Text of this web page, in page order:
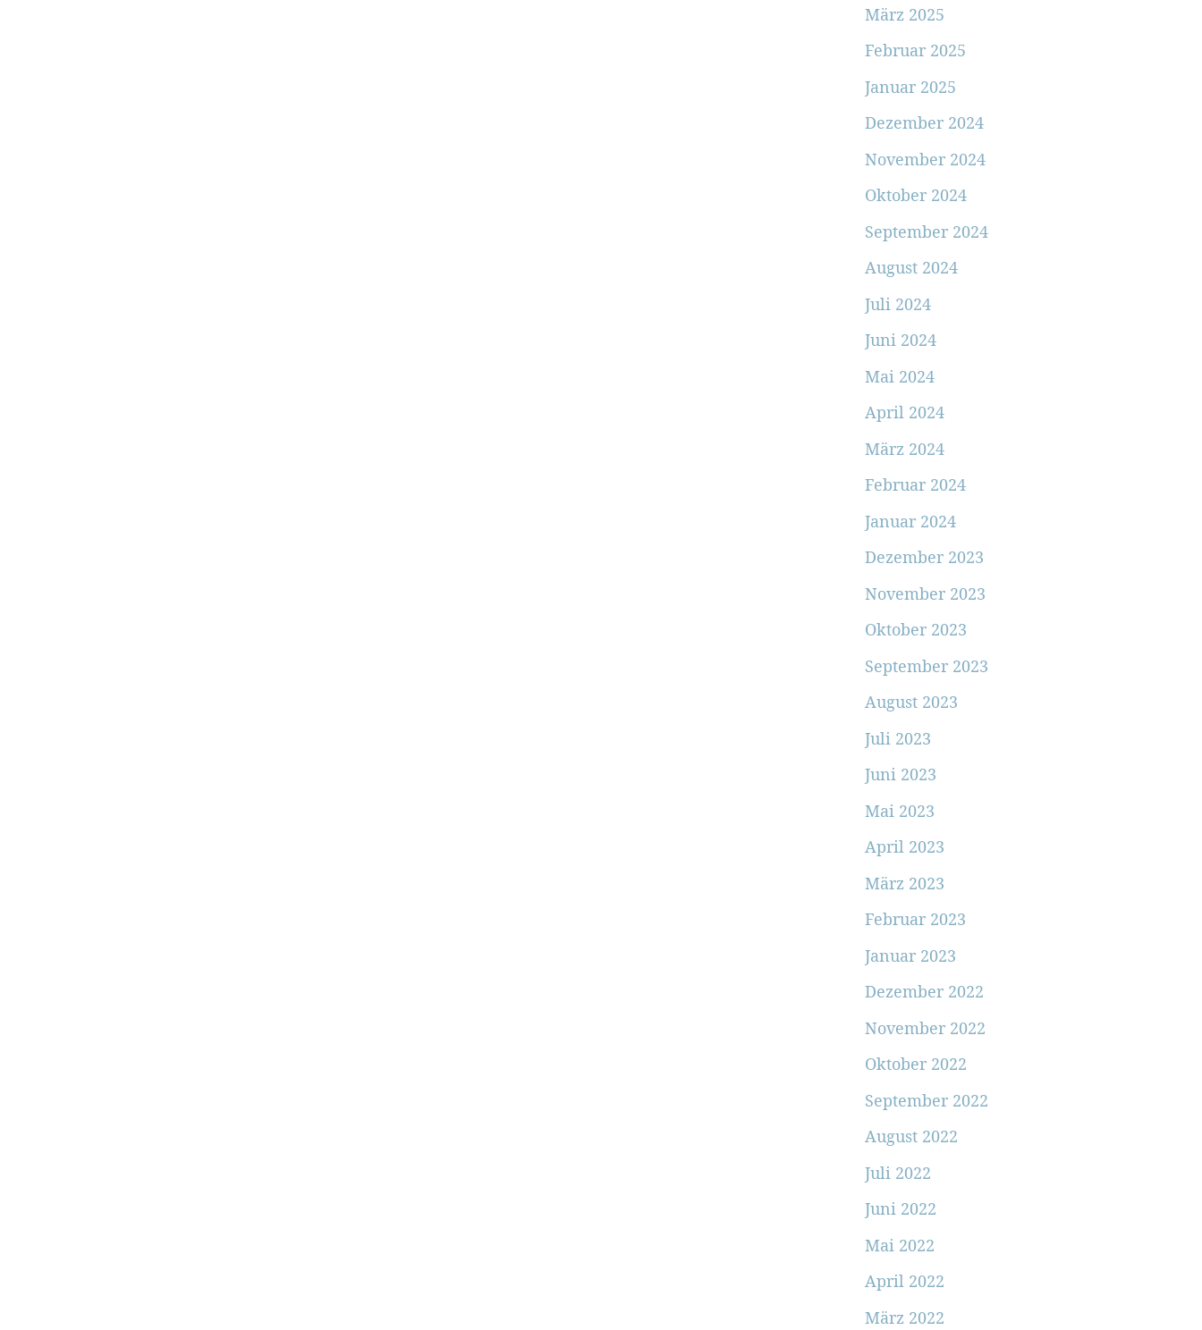
März 2025
Februar 2025
Januar 2025
Dezember 2024
November 2024
Oktober 2024
September 2024
August 2024
Juli 2024
Juni 2024
Mai 2024
April 2024
März 2024
Februar 2024
Januar 2024
Dezember 2023
November 2023
Oktober 2023
September 2023
August 2023
Juli 2023
Juni 2023
Mai 2023
April 2023
März 2023
Februar 2023
Januar 2023
Dezember 2022
November 2022
Oktober 2022
September 2022
August 2022
Juli 2022
Juni 2022
Mai 2022
April 2022
März 2022